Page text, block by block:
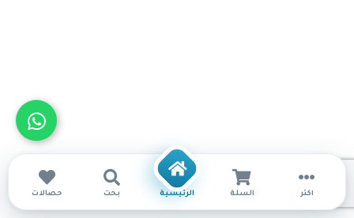
حصالات بحث الرئيسية السلة أكثر